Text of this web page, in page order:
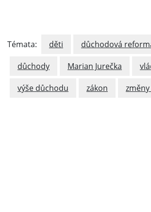
Témata: děti důchodová
důchody Marian Jurečka
výše důchodu zákon